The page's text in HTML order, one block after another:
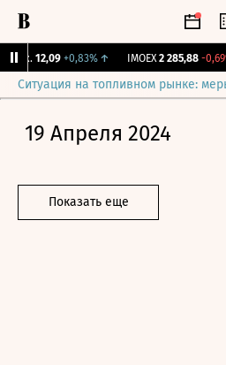
12,09 +0,83%↑ IMOEX 2 285,88 -
Ситуация на топливном рынке:
19 Апреля 2024
Показать еще